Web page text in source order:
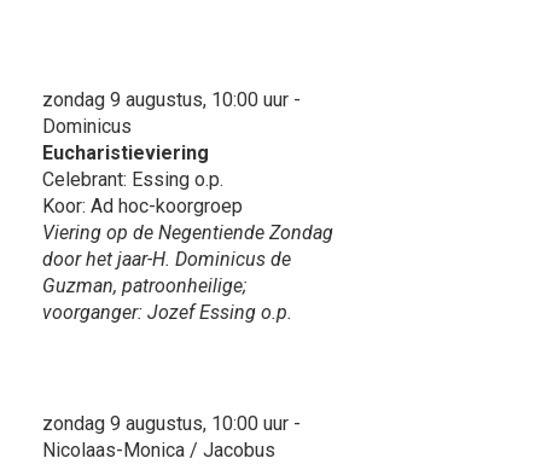
zondag 9 augustus, 10:00 uur -
Dominicus
Eucharistieviering
Celebrant: Essing o.p.
Koor: Ad hoc-koorgroep
Viering op de Negentiende Zondag
door het jaar-H. Dominicus de
Guzman, patroonheilige;
voorganger: Jozef Essing o.p.
zondag 9 augustus, 10:00 uur -
Nicolaas-Monica / Jacobus